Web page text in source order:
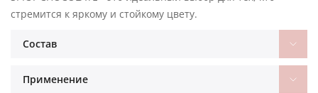
стремится к яркому и стойкому цвету.
Состав
Применение